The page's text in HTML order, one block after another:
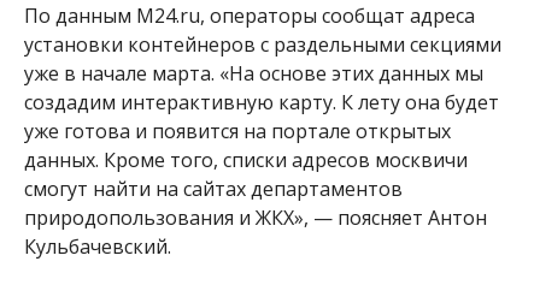
По данным M24.ru, операторы сообщат адреса
установки контейнеров с раздельными секциями
уже в начале марта. «На основе этих данных мы
создадим интерактивную карту. К лету она будет
уже готова и появится на портале открытых
данных. Кроме того, списки адресов москвичи
смогут найти на сайтах департаментов
природопользования и ЖКХ», — поясняет Антон
Кульбачевский.